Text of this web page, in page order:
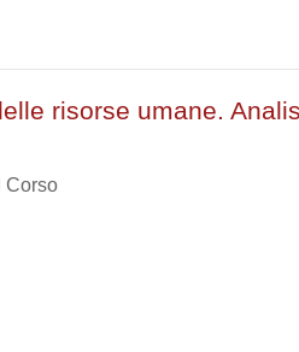
risorse umane.
Corso